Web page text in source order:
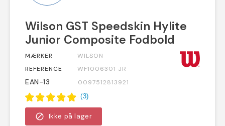
Wilson GST Speedskin Hylite
Junior Composite Fodbold
MÆRKER
WILSON
REFERENCE
WF1006301 JR
EAN-13 0097512813921
(3)
block Ikke på lager